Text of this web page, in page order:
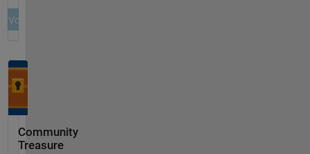
Community
Treasure